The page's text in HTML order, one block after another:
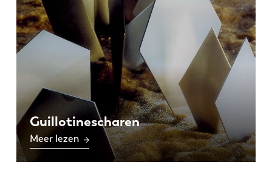
Guillotinescharen
Meer lezen